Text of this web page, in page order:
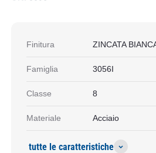
Finitura ZINCATA
Famiglia 3056I
Classe 8
Materiale Acciaio
tutte le caratteristiche